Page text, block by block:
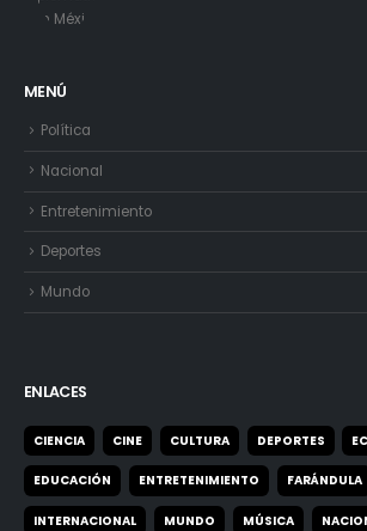
MENÚ
Política
Nacional
Entretenimiento
Deportes
Mundo
ENLACES
CIENCIA CINE CULTURA DEPORTES
EDUCACIÓN ENTRETENIMIENTO FARÁNDULA
INTERNACIONAL MUNDO MÚSICA